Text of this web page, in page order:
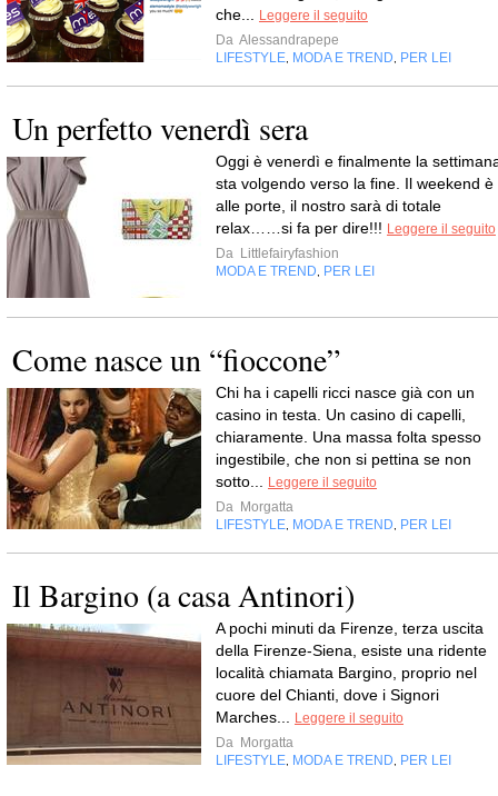
che...
Leggere il seguito
Da Alessandrapepe
LIFESTYLE MODA E TREND PER LEI
Un perfetto venerdì sera
Oggi è venerdì e finalmente la
sta volgendo verso la fine. Il weekend è
alle porte, il nostro sarà di totale
relax……si fa per dire!!! Leggere il seguito
Da Littlefairyfashion
MODA E TREND
PER LEI
Come nasce un “fioccone”
Chi ha i capelli ricci nasce già con un
casino in testa. Un casino di capelli,
chiaramente. Una massa folta spesso
ingestibile, che non si pettina se non
sotto...
Leggere il seguito
Da Morgatta
LIFESTYLE MODA E TREND PER LEI
Il Bargino (a casa Antinori)
A pochi minuti da Firenze, terza uscita
della Firenze-Siena, esiste una ridente
località chiamata Bargino, proprio nel
cuore del Chianti, dove i Signori
Marches...
Leggere il seguito
Da Morgatta
LIFESTYLE MODA E TREND PER LEI